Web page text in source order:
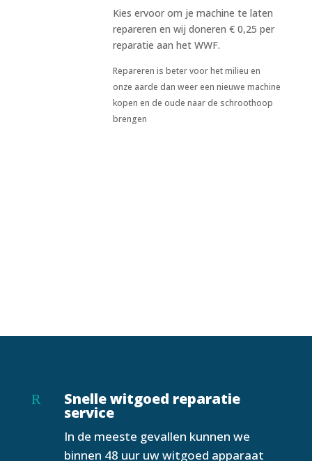
Kies ervoor om je machine te laten
repareren en wij doneren € 0,25 per
reparatie aan het WWF.
Repareren is beter voor het milieu en
onze aarde dan weer een nieuwe machine
kopen en de oude naar de schroothoop
brengen
R Snelle witgoed reparatie
service
In de meeste gevallen kunnen we
binnen 48 uur uw witgoed apparaat